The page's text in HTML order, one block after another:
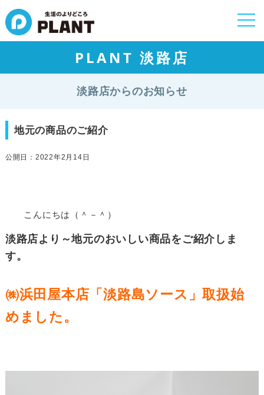
PLANT 淡路店
淡路店からのお知らせ
地元の商品のご紹介
公開日：2022年2月14日
こんにちは（＾－＾）
淡路店より～地元のおいしい商品をご紹介しま
す。
㈱浜田屋本店「淡路島ソース」取扱始
めました。